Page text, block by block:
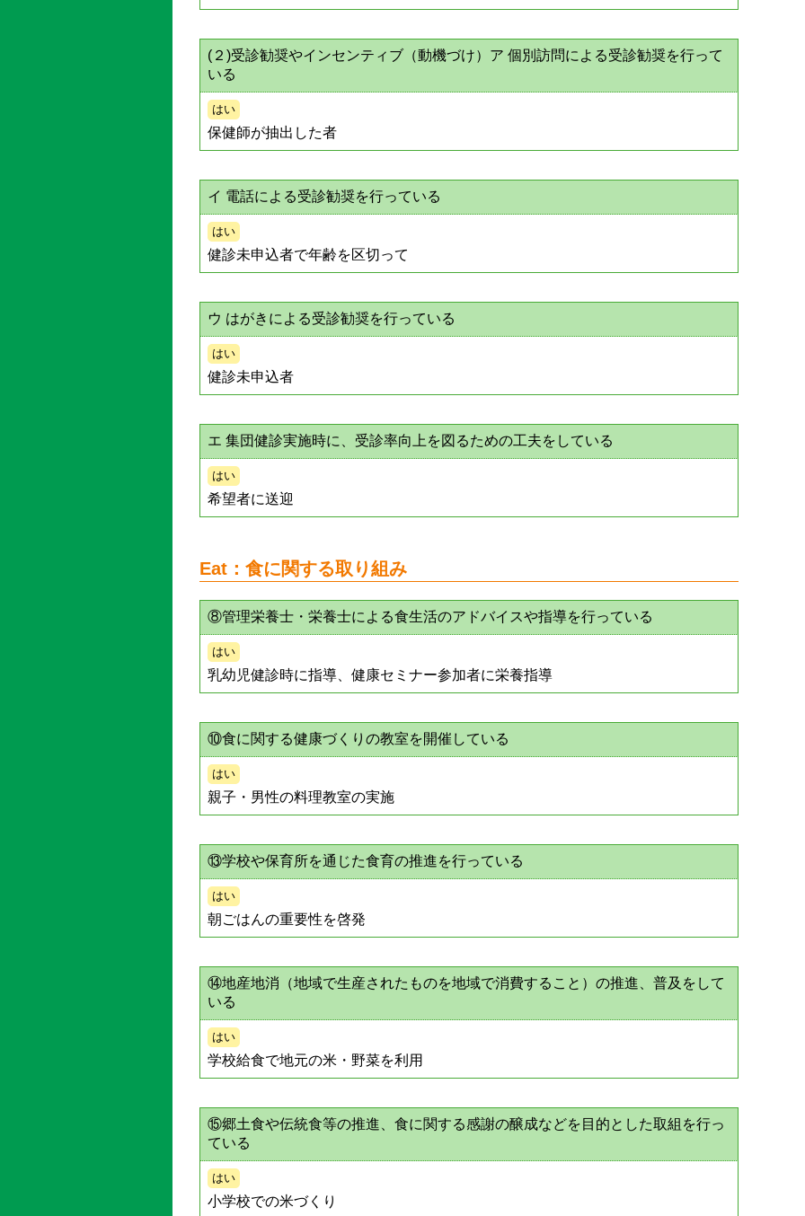
(２)受診勧奨やインセンティブ（動機づけ）ア 個別訪問による受診勧奨を行って
いる
はい
保健師が抽出した者
イ 電話による受診勧奨を行っている
はい
健診未申込者で年齢を区切って
ウ はがきによる受診勧奨を行っている
はい
健診未申込者
エ 集団健診実施時に、受診率向上を図るための工夫をしている
はい
希望者に送迎
Eat：食に関する取り組み
⑧管理栄養士・栄養士による食生活のアドバイスや指導を行っている
はい
乳幼児健診時に指導、健康セミナー参加者に栄養指導
⑩食に関する健康づくりの教室を開催している
はい
親子・男性の料理教室の実施
⑬学校や保育所を通じた食育の推進を行っている
はい
朝ごはんの重要性を啓発
⑭地産地消（地域で生産されたものを地域で消費すること）の推進、普及をして
いる
はい
学校給食で地元の米・野菜を利用
⑮郷土食や伝統食等の推進、食に関する感謝の醸成などを目的とした取組を行っ
ている
はい
小学校での米づくり